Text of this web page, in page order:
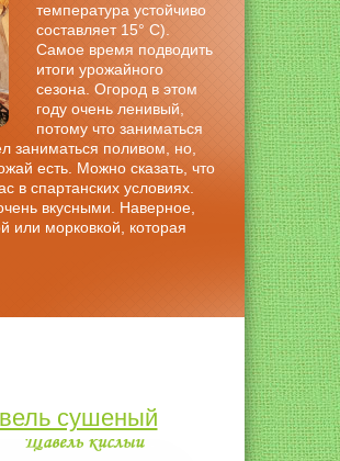
температура устойчиво
составляет 15° С).
Самое время подводить
итоги урожайного
сезона. Огород в этом
году очень ленивый,
потому что заниматься
заниматься поливом, но,
есть. Можно сказать, что
в спартанских условиях.
вкусными. Наверное,
или морковкой, которая
сушеный